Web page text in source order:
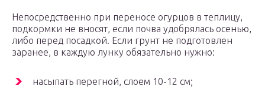
Непосредственно при переносе огурцов в теплицу,
подкормки не вносят, если почва удобрялась осенью,
либо перед посадкой. Если грунт не подготовлен
заранее, в каждую лунку обязательно нужно:
насыпать перегной, слоем 10-12 см;